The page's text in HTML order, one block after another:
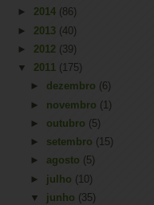
► 2014 (86)
► 2013 (40)
► 2012 (39)
▼ 2011 (175)
► dezembro (6)
► novembro (1)
► outubro (5)
► setembro (15)
► agosto (5)
► julho (10)
▼ junho (35)